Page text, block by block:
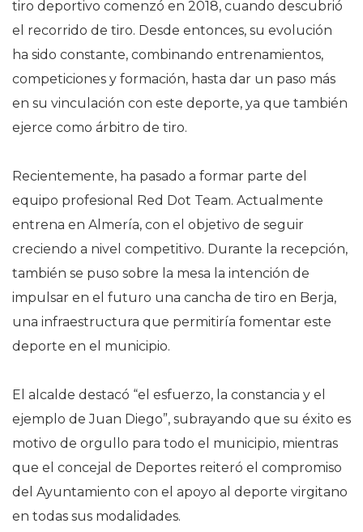
tiro deportivo comenzó en 2018, cuando descubrió
el recorrido de tiro. Desde entonces, su evolución
ha sido constante, combinando entrenamientos,
competiciones y formación, hasta dar un paso más
en su vinculación con este deporte, ya que también
ejerce como árbitro de tiro.
Recientemente, ha pasado a formar parte del
equipo profesional Red Dot Team. Actualmente
entrena en Almería, con el objetivo de seguir
creciendo a nivel competitivo. Durante la recepción,
también se puso sobre la mesa la intención de
impulsar en el futuro una cancha de tiro en Berja,
una infraestructura que permitiría fomentar este
deporte en el municipio.
El alcalde destacó “el esfuerzo, la constancia y el
ejemplo de Juan Diego”, subrayando que su éxito es
motivo de orgullo para todo el municipio, mientras
que el concejal de Deportes reiteró el compromiso
del Ayuntamiento con el apoyo al deporte virgitano
en todas sus modalidades.